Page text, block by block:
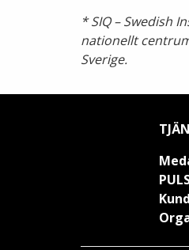
* SIQ – Swedish
nationellt
Sverige.